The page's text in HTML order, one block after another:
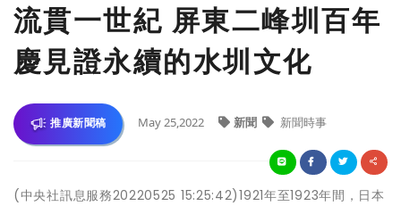
流貫一世紀 屏東二峰圳百年
慶見證永續的水圳文化
推廣新聞稿 May 25,2022 新聞 新聞時事
(中央社訊息服務20220525 15:25:42)1921年至1923年間，日本